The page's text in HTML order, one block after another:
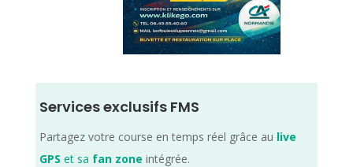
Services exclusifs FMS
Partagez votre course en temps réel grâce au live
GPS et sa fan zone intégrée.